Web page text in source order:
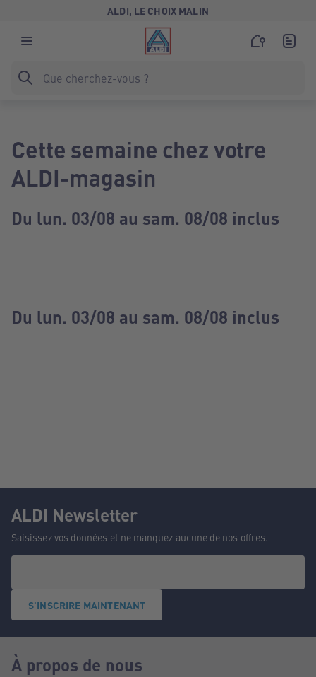
ALDI, LE CHOIX MALIN
Cette semaine chez votre
ALDI-magasin
Du lun. 03/08 au sam. 08/08 inclus
Du lun. 03/08 au sam. 08/08 inclus
ALDI Newsletter
Saisissez vos données et ne manquez aucune de nos offres.
S'INSCRIRE MAINTENANT
À propos de nous